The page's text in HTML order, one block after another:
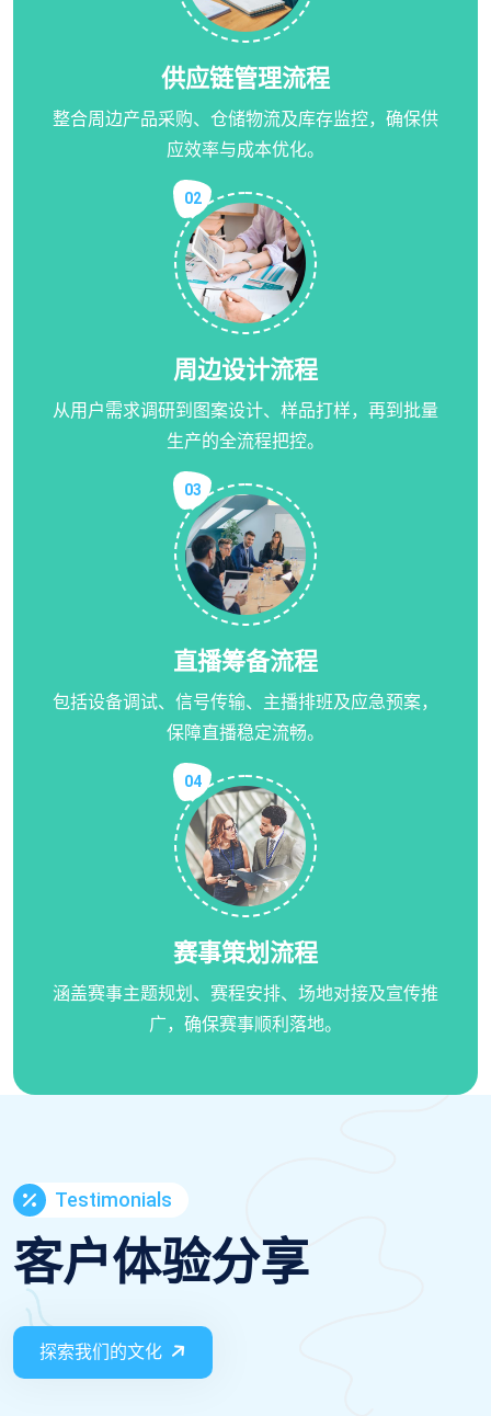
供应链管理流程
整合周边产品采购、仓储物流及库存监控，确保供
应效率与成本优化。
02
周边设计流程
从用户需求调研到图案设计、样品打样，再到批量
生产的全流程把控。
03
直播筹备流程
包括设备调试、信号传输、主播排班及应急预案，
保障直播稳定流畅。
04
赛事策划流程
涵盖赛事主题规划、赛程安排、场地对接及宣传推
广，确保赛事顺利落地。
Testimonials
客户体验分享
探索我们的文化